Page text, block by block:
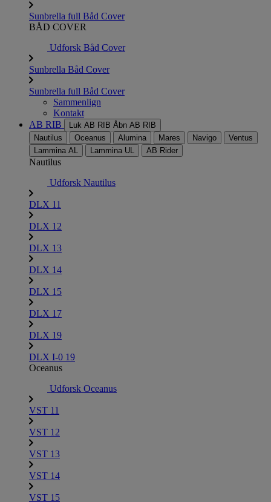
Sunbrella full Båd Cover
BÅD COVER
Udforsk Båd Cover
Sunbrella Båd Cover
Sunbrella full Båd Cover
Sammenlign
Kontakt
AB RIB
Luk AB RIB Åbn AB RIB
Nautilus
Oceanus Alumina Mares Navigo
Ventus
Lammina AL
Lammina UL AB Rider
Nautilus
Udforsk Nautilus
DLX 11
DLX 12
DLX 13
DLX 14
DLX 15
DLX 17
DLX 19
DLX I-0 19
Oceanus
Udforsk Oceanus
VST 11
VST 12
VST 13
VST 14
VST 15